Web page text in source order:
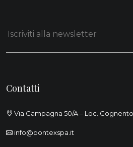
Contatti
Via Campagna 50/A – Loc. Cognento
info@pontexspa.it